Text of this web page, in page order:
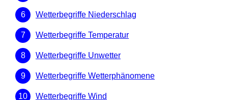
Wetterbegriffe Niederschlag
Wetterbegriffe Temperatur
Wetterbegriffe Unwetter
Wetterbegriffe Wetterphänomene
Wetterbegriffe Wind